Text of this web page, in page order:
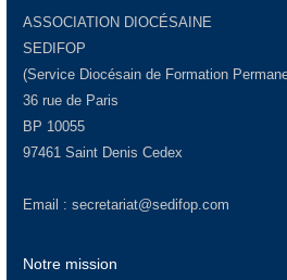
ASSOCIATION DIOCÉSAINE
SEDIFOP
(Service Diocésain de Formation
36 rue de Paris
BP 10055
97461 Saint Denis Cedex
Email : secretariat@sedifop.com
Notre mission